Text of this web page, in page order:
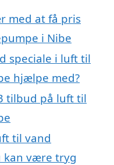
med at få pris
i Nibe
speciale i luft til
hjælpe med?
tilbud på luft til
til vand
kan være tryg